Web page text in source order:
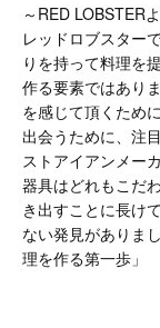
～RED LOBSTER
レッドロブスター
りを持って料理を
作る要素ではあり
を感じて頂くため
出会うために、注
ストアイアンメー
器具はどれもこだ
き出すことに長け
ない発見がありま
理を作る第一歩」